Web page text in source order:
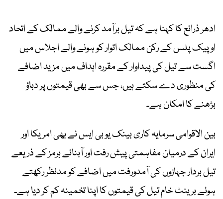
ادھر ذرائع کا کہنا ہے کہ تیل برآمد کرنے والے ممالک کے اتحاد
اوپیک پلس کے رکن ممالک اتوار کو ہونے والے اجلاس میں
اگست سے تیل کی پیداوار کے مقررہ اہداف میں مزید اضافے
کی منظوری دے سکتے ہیں، جس سے بھی قیمتوں پر دباؤ
بڑھنے کا امکان ہے۔
بین الاقوامی سرمایہ کاری بینک یو بی ایس نے بھی امریکا اور
ایران کے درمیان مفاہمتی پیش رفت اور آبنائے ہرمز کے ذریعے
تیل بردار جہازوں کی آمدورفت میں اضافے کو مدنظر رکھتے
ہوئے برینٹ خام تیل کی قیمتوں کا اپنا تخمینہ کم کر دیا ہے۔